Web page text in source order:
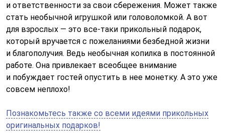
и ответственности за свои сбережения. Может также
стать необычной игрушкой или головоломкой. А вот
для взрослых — это все-таки прикольный подарок,
который вручается с пожеланиями безбедной жизни
и благополучия. Ведь необычная копилка в постоянной
работе. Она привлекает всеобщее внимание
и побуждает гостей опустить в нее монетку. А это уже
совсем неплохо!
Познакомьтесь также со всеми идеями прикольных
оригинальных подарков!